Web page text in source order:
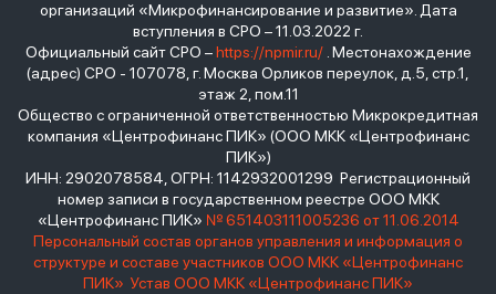
организаций «Микрофинансирование и развитие». Дата
вступления в СРО – 11.03.2022 г.
Официальный сайт СРО –https://npmir.ru/. Местонахождение
(адрес) СРО - 107078, г. Москва Орликов переулок, д.5, стр.1,
этаж 2, пом.11
Общество с ограниченной ответственностью Микрокредитная
компания «Центрофинанс ПИК» (ООО МКК «Центрофинанс
ПИК»)
ИНН: 2902078584, ОГРН: 1142932001299 Регистрационный
номер записи в государственном реестре ООО МКК
«Центрофинанс ПИК» № 651403111005236 от 11.06.2014
Персональный состав органов управления и информация о
структуре и составе участников ООО МКК «Центрофинанс
ПИК» Устав ООО МКК «Центрофинанс ПИК»